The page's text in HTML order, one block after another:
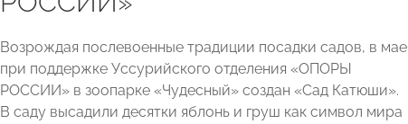
Возрождая послевоенные традиции посадки садов, в мае
при поддержке Уссурийского отделения «ОПОРЫ
РОССИИ» в зоопарке «Чудесный» создан «Сад Катюши».
В саду высадили десятки яблонь и груш как символ мира